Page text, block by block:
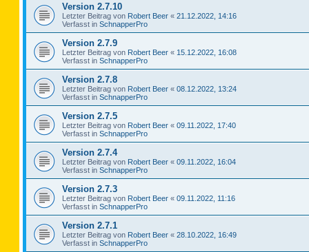
Version 2.7.10
Letzter Beitrag von Robert Beer « 21.12.2022, 14:16
Verfasst in SchnapperPro
Version 2.7.9
Letzter Beitrag von Robert Beer « 15.12.2022, 16:08
Verfasst in SchnapperPro
Version 2.7.8
Letzter Beitrag von Robert Beer « 08.12.2022, 13:24
Verfasst in SchnapperPro
Version 2.7.5
Letzter Beitrag von Robert Beer « 09.11.2022, 17:40
Verfasst in SchnapperPro
Version 2.7.4
Letzter Beitrag von Robert Beer « 09.11.2022, 16:04
Verfasst in SchnapperPro
Version 2.7.3
Letzter Beitrag von Robert Beer « 09.11.2022, 11:16
Verfasst in SchnapperPro
Version 2.7.1
Letzter Beitrag von Robert Beer « 28.10.2022, 16:49
Verfasst in SchnapperPro